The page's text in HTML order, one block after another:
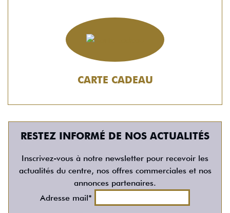
CARTE CADEAU
RESTEZ INFORMÉ DE NOS ACTUALITÉS
Inscrivez-vous à notre newsletter pour recevoir les
actualités du centre, nos offres commerciales et nos
annonces partenaires.
Adresse mail*